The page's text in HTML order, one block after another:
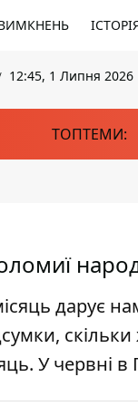
12:45, 1 Липня 2026
ТОПТЕМИ:
дарує
У червні